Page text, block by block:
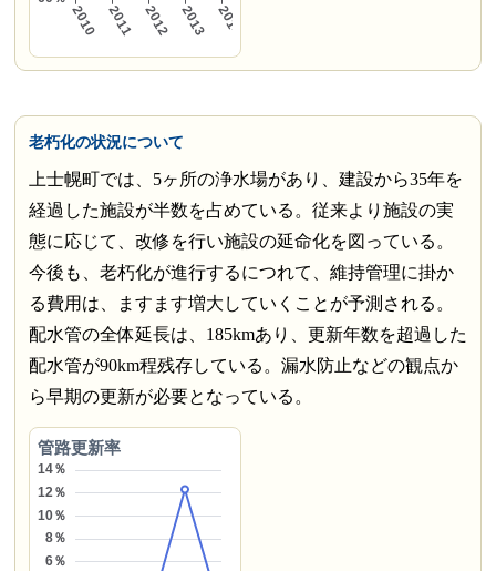
老朽化の状況について
上士幌町では、5ヶ所の浄水場があり、建設から35年を
経過した施設が半数を占めている。従来より施設の実
態に応じて、改修を行い施設の延命化を図っている。
今後も、老朽化が進行するにつれて、維持管理に掛か
る費用は、ますます増大していくことが予測される。
配水管の全体延長は、185kmあり、更新年数を超過した
配水管が90km程残存している。漏水防止などの観点か
ら早期の更新が必要となっている。
管路更新率